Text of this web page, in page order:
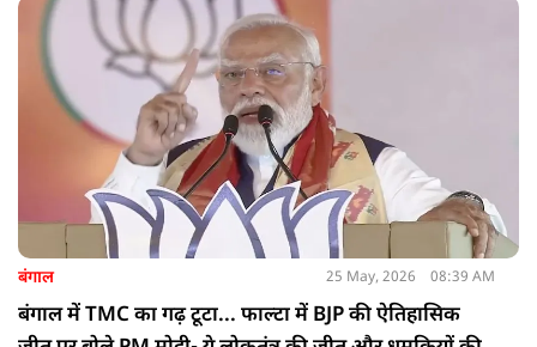
बंगाल 25 May, 2026 08:39 AM
बंगाल में TMC का गढ़ टूटा... फाल्टा में BJP की ऐतिहासिक